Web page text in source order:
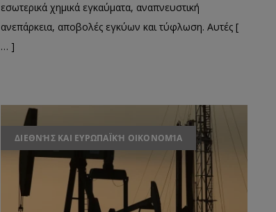
εσωτερικά χημικά εγκαύματα, αναπνευστική
ανεπάρκεια, αποβολές εγκύων και τύφλωση. Αυτές [
… ]
ΔΙΕΘΝΉΣ ΚΑΙ ΕΥΡΩΠΑΪΚΉ ΟΙΚΟΝΟΜΊΑ